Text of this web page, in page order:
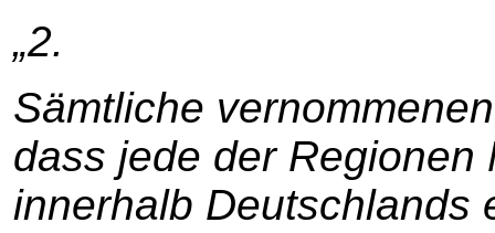
„2.
Sämtliche
dass jede der Regionen
innerhalb Deutschlands